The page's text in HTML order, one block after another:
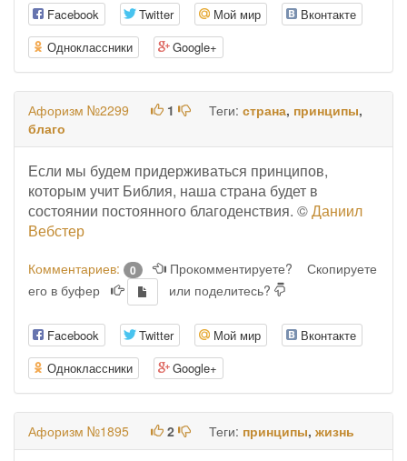
Facebook Twitter Мой мир
Вконтакте
Одноклассники
Google+
Афоризм №2299 1 Теги: страна, принципы,
благо
Если мы будем придерживаться принципов,
которым учит Библия, наша страна будет в
состоянии постоянного благоденствия. ©Даниил
Вебстер
Комментариев: 0 Прокомментируете?
Скопируете
его в буфер
или поделитесь?
Facebook Twitter Мой мир
Вконтакте
Одноклассники
Google+
Афоризм №1895 2 Теги: принципы, жизнь